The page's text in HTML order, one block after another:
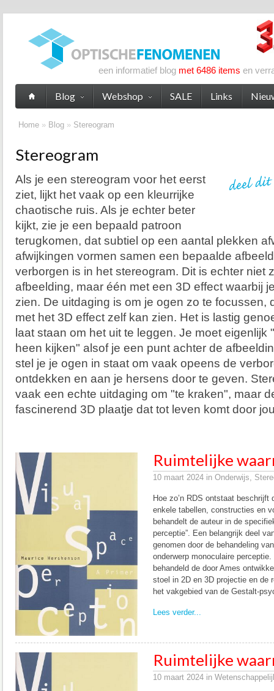
een informatief blog met 6486 items en
Home » Blog » Stereogram
Stereogram
Als je een stereogram voor het eerst
ziet, lijkt het vaak op een kleurrijke
chaotische ruis. Als je echter beter
kijkt, zie je een bepaald patroon
terugkomen, dat subtiel op een aantal plekken
afwijkingen vormen samen een bepaalde
verborgen is in het stereogram. Dit is echter niet
afbeelding, maar één met een 3D effect waarbij
zien. De uitdaging is om je ogen zo te focussen,
met het 3D effect zelf kan zien. Het is lastig
laat staan om het uit te leggen. Je moet eigenlijk
heen kijken" alsof je een punt achter de
stel je je ogen in staat om vaak opeens de
ontdekken en aan je hersens door te geven.
vaak een echte uitdaging om "te kraken", maar
fascinerend 3D plaatje dat tot leven komt door
Ruimtelijke
10 maart 2024 in Onderwijs,
Hoe zo’n RDS ontstaat beschrijft
enkele tabellen, constructies en
behandelt de auteur in de
perceptie”. Een belangrijk deel
genomen door de behandeling
onderwerp monoculaire
behandeld de door Ames
stoel in 2D en 3D projectie en de
het vakgebied van de Gestalt-
Lees verder...
Ruimtelijke
10 maart 2024 in
Blog Webshop SALE Links